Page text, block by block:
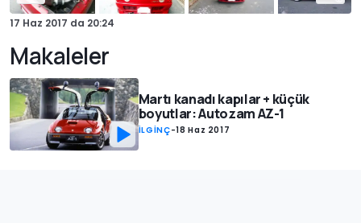
17 Haz 2017 da 20:24
Makaleler
Martı kanadı kapılar + küçük
boyutlar: Autozam AZ-1
İLGİNÇ-18 Haz 2017